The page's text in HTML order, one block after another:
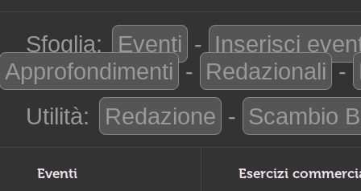
Sfoglia: Eventi - Inserisci
Approfondimenti - Redazionali -
Utilità:
Redazione - Scambio
Eventi Esercizi